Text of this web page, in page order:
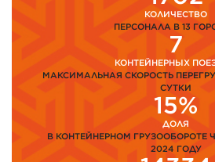
КОЛИЧЕСТВО
ПЕРСОНАЛА В 13
7
КОНТЕЙНЕРНЫХ
МАКСИМАЛЬНАЯ СКОРОСТЬ
СУТКИ
15%
ДОЛЯ
В КОНТЕЙНЕРНОМ ГРУЗООБОРОТЕ
2024 ГОДУ